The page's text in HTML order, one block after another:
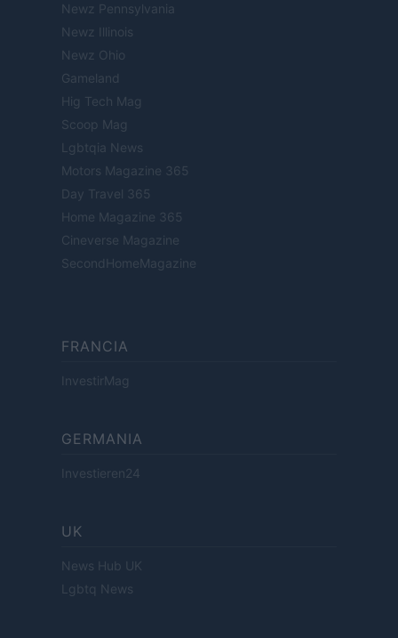
Newz Pennsylvania
Newz Illinois
Newz Ohio
Gameland
Hig Tech Mag
Scoop Mag
Lgbtqia News
Motors Magazine 365
Day Travel 365
Home Magazine 365
Cineverse Magazine
SecondHomeMagazine
FRANCIA
InvestirMag
GERMANIA
Investieren24
UK
News Hub UK
Lgbtq News